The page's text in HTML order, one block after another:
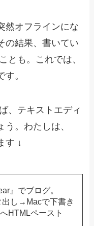
然オフラインにな
の結果、書いてい
とも。これでは、
。
、テキストエディ
。わたしは、
す ↓
』でブログ。
出し→Macで下書き
HTMLペースト